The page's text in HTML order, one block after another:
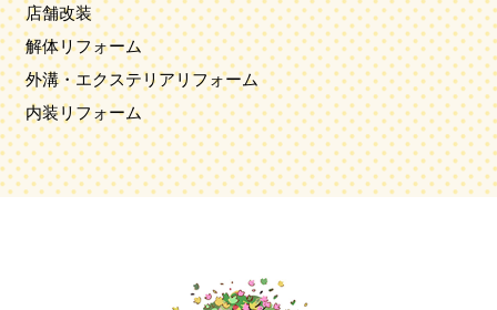
店舗改装
解体リフォーム
外溝・エクステリアリフォーム
内装リフォーム